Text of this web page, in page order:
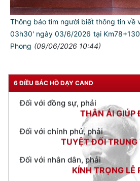
Thông báo tìm người biết thông tin về
03h30' ngày 03/6/2026 tại
Phong (09/06/2026 10:44)
6 ĐIỀU BÁC HỒ DẠY CAND
TƯ CÁCH
NGƯỜI CÔNG AN
Đối với tự mình, phải
Đối với đồng sự, phải
THÂN ÁI GIÚP
Đối với chính phủ, phải
TUYỆT ĐỐI TRUNG
Đối với nhân dân, phải
KÍNH TRỌNG LỄ
Đối với công việc, phải
TẬN TỤY